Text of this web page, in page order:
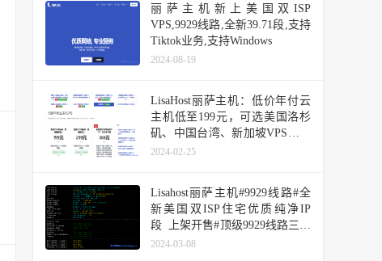
丽萨主机新上美国双ISP
VPS,9929线路,全新39.71段,支持
Tiktok业务,支持Windows
2024-08-19
LisaHost丽萨主机：低价年付云
主机低至199元，可选美国洛杉
矶、中国台湾、新加坡VPS，支
持48小时内无条件退款
2024-02-25
Lisahost丽萨主机#9929线路#全
新美国双ISP住宅优质纯净IP
段 上架开售#顶级9929线路三网
回程优化，网络丝滑顺畅
2024-03-08